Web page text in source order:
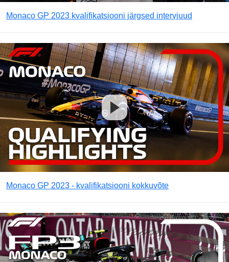
Monaco GP 2023 kvalifikatsiooni järgsed intervjuud
Monaco GP 2023 - kvalifikatsiooni kokkuvõte